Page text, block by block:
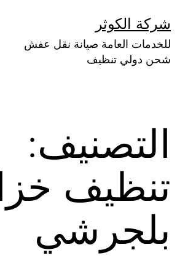
إلى
المحتوى
شركة الكوثر
للخدمات العامة صيانة نقل عفش
شحن دولي تنظيف
التصنيف:
تنظيف
بلجرشي